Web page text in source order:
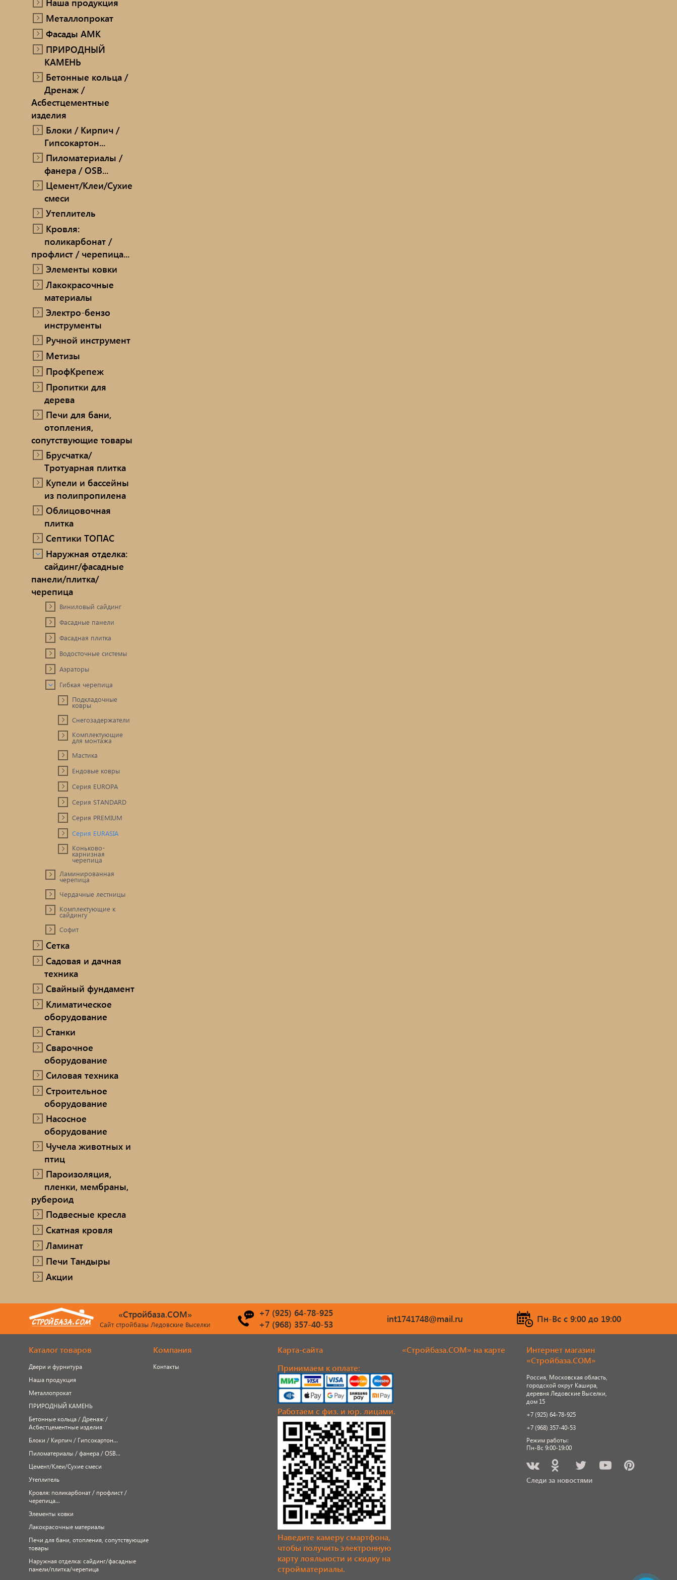
ПРИРОДНЫЙ КАМЕНЬ
Бетонные кольца / Дренаж /
Асбестцементные изделия
Блоки / Кирпич / Гипсокартон...
Утеплитель
Металлопрокат
Фасады AMK
ПРИРОДНЫЙ
КАМЕНЬ
Бетонные кольца /
Дренаж /
Асбестцементные
изделия
Блоки / Кирпич /
Гипсокартон...
Пиломатериалы /
фанера / OSB...
Цемент/Клеи/Сухие
смеси
Утеплитель
Кровля:
поликарбонат /
профлист / черепица...
Элементы ковки
Лакокрасочные
материалы
Электро-бензо
инструменты
Ручной инструмент
Метизы
ПрофКрепеж
Пропитки для
дерева
Печи для бани,
отопления,
сопутствующие товары
Брусчатка/
Тротуарная плитка
Купели и бассейны
из полипропилена
Облицовочная
плитка
Септики ТОПАС
Наружная отделка:
сайдинг/фасадные
панели/плитка/
черепица
Виниловый сайдинг
Фасадные панели
Фасадная плитка
Водосточные системы
Аэраторы
Гибкая черепица
Подкладочные
ковры
Снегозадержатели
Комплектующие
для монтажа
Мастика
Ендовые ковры
Серия EUROPA
Серия STANDARD
Серия PREMIUM
Серия EURASIA
Коньково-
карнизная
черепица
Ламинированная
черепица
Чердачные лестницы
Комплектующие к
сайдингу
Софит
Сетка
Садовая и дачная
техника
Свайный фундамент
Климатическое
оборудование
Станки
Сварочное
оборудование
Силовая техника
Строительное
оборудование
Насосное
оборудование
Чучела животных и
птиц
Пароизоляция,
пленки, мембраны,
рубероид
Подвесные кресла
Скатная кровля
Ламинат
Печи Тандыры
Акции
«Стройбаза.COM»
Сайт стройбазы Ледовские Выселки
+7 (925) 64-78-925
+7 (968) 357-40-53
int1741748@mail.ru Пн-Вс c 9:00 до 19:00
Каталог товаров
Двери и фурнитура
Наша продукция
Металлопрокат
ПРИРОДНЫЙ КАМЕНЬ
Бетонные кольца / Дренаж /
Асбестцементные изделия
Блоки / Кирпич / Гипсокартон...
Пиломатериалы / фанера / OSB...
Цемент/Клеи/Сухие смеси
Утеплитель
Кровля: поликарбонат / профлист /
черепица...
Элементы ковки
Лакокрасочные материалы
Печи для бани, отопления, сопутствующие
товары
Наружная отделка: сайдинг/фасадные
панели/плитка/черепица
Компания
Контакты
Карта-сайта
Принимаем к оплате:
Работаем с физ. и юр. лицами.
Наведите камеру смартфона,
чтобы получить электронную
карту лояльности и скидку на
стройматериалы.
«Стройбаза.COM» на карте
Интернет магазин
«Стройбаза.COM»
Россия, Московская область,
городской округ Кашира,
деревня Ледовские Выселки,
дом 15
+7 (925) 64-78-925
+7 (968) 357-40-53
Режим работы:
Пн-Вс 9:00-19:00
Следи за новостями